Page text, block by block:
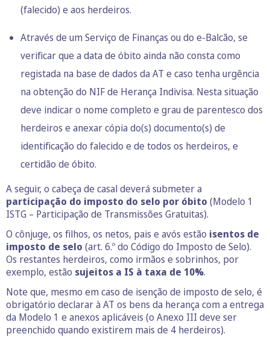
(falecido) e aos herdeiros.
Através de um Serviço de Finanças ou do e-Balcão, se
verificar que a data de óbito ainda não consta como
registada na base de dados da AT e caso tenha urgência
na obtenção do NIF de Herança Indivisa. Nesta situação
deve indicar o nome completo e grau de parentesco dos
herdeiros e anexar cópia do(s) documento(s) de
identificação do falecido e de todos os herdeiros, e
certidão de óbito.
A seguir, o cabeça de casal deverá submeter a
participação do imposto do selo por óbito (Modelo 1
ISTG – Participação de Transmissões Gratuitas).
O cônjuge, os filhos, os netos, pais e avós estão isentos de
imposto de selo (art. 6.º do Código do Imposto de Selo).
Os restantes herdeiros, como irmãos e sobrinhos, por
exemplo, estão sujeitos a IS à taxa de 10%.
Note que, mesmo em caso de isenção de imposto de selo, é
obrigatório declarar à AT os bens da herança com a entrega
da Modelo 1 e anexos aplicáveis (o Anexo III deve ser
preenchido quando existirem mais de 4 herdeiros).